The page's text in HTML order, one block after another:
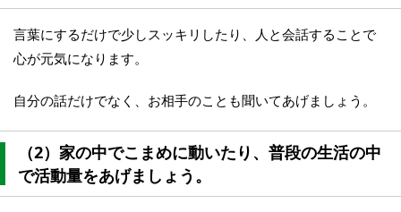
言葉にするだけで少しスッキリしたり、人と会話することで
心が元気になります。
自分の話だけでなく、お相手のことも聞いてあげましょう。
（2） 家の中でこまめに動いたり、普段の生活の中
で活動量をあげましょう。